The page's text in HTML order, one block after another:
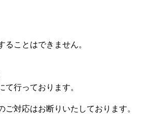
ことはできません。
行っております。
対応はお断りいたしております。